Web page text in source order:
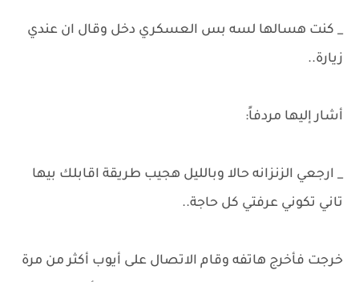
_ كنت هسالها لسه بس العسكري دخل وقال ان عندي
زيارة..
أشار إليها مردفاً:
_ ارجعي الزنزانه حالا وبالليل هجيب طريقة اقابلك بيها
تاني تكوني عرفتي كل حاجة..
خرجت فأخرج هاتفه وقام الاتصال على أيوب أكثر من مرة